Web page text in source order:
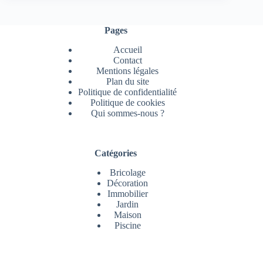
Pages
Accueil
Contact
Mentions légales
Plan du site
Politique de confidentialité
Politique de cookies
Qui sommes-nous ?
Catégories
Bricolage
Décoration
Immobilier
Jardin
Maison
Piscine